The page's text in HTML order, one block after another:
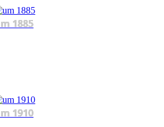
1885
1910